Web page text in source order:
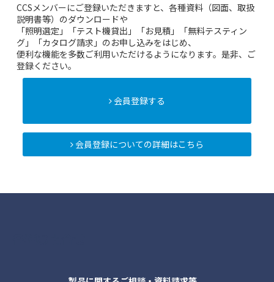
CCSメンバーにご登録いただきますと、各種資料（図面、取扱
説明書等）のダウンロードや
「照明選定」「テスト機貸出」「お見積」「無料テスティン
グ」「カタログ請求」のお申し込みをはじめ、
便利な機能を多数ご利用いただけるようになります。是非、ご
登録ください。
会員登録する
会員登録についての詳細はこちら